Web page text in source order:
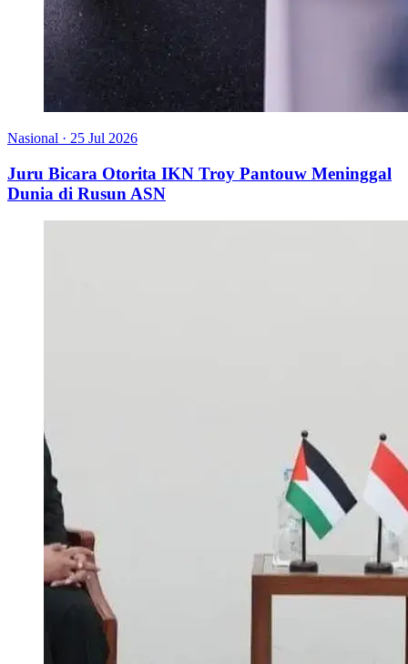
Nasional · 25 Jul 2026
Juru Bicara Otorita IKN Troy Pantouw Meninggal
Dunia di Rusun ASN